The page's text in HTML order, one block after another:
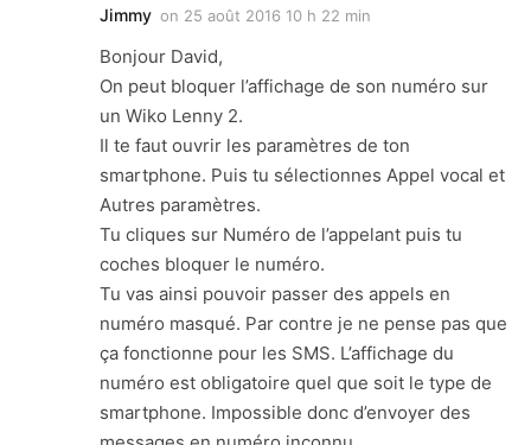
Jimmy on 25 août 2016 10 h 22 min
Bonjour David,
On peut bloquer l’affichage de son numéro sur
un Wiko Lenny 2.
Il te faut ouvrir les paramètres de ton
smartphone. Puis tu sélectionnes Appel vocal et
Autres paramètres.
Tu cliques sur Numéro de l’appelant puis tu
coches bloquer le numéro.
Tu vas ainsi pouvoir passer des appels en
numéro masqué. Par contre je ne pense pas que
ça fonctionne pour les SMS. L’affichage du
numéro est obligatoire quel que soit le type de
smartphone. Impossible donc d’envoyer des